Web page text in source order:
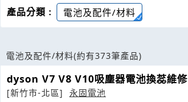
產品分類 : 電池及配件/材料
電池及配件/材料(約有373筆產品)
dyson V7 V8 V10吸塵器電池換蕊維修
[新竹市-北區]
永固電池